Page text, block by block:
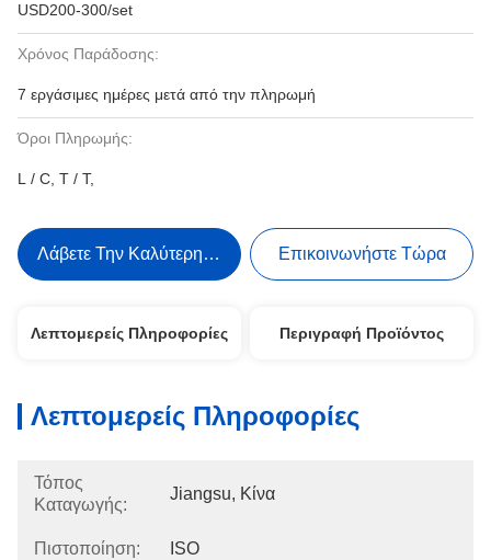
USD200-300/set
Χρόνος Παράδοσης:
7 εργάσιμες ημέρες μετά από την πληρωμή
Όροι Πληρωμής:
L / C, T / T,
Λάβετε Την Καλύτερη Τιμή Επικοινωνήστε Τώρα
Λεπτομερείς Πληροφορίες Περιγραφή Προϊόντος
Λεπτομερείς Πληροφορίες
Τόπος
Καταγωγής:
Jiangsu, Κίνα
Πιστοποίηση: ISO